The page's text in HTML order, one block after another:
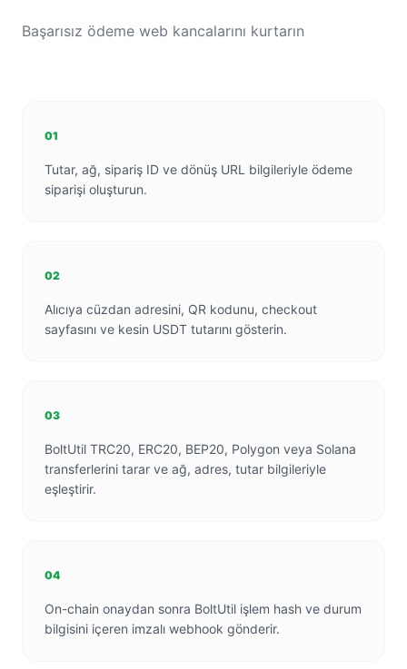
Başarısız ödeme web kancalarını kurtarın
01
Tutar, ağ, sipariş ID ve dönüş URL bilgileriyle ödeme
siparişi oluşturun.
02
Alıcıya cüzdan adresini, QR kodunu, checkout
sayfasını ve kesin USDT tutarını gösterin.
03
BoltUtil TRC20, ERC20, BEP20, Polygon veya Solana
transferlerini tarar ve ağ, adres, tutar bilgileriyle
eşleştirir.
04
On-chain onaydan sonra BoltUtil işlem hash ve durum
bilgisini içeren imzalı webhook gönderir.